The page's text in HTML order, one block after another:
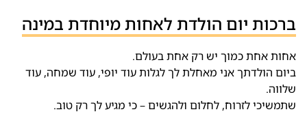
ברכות יום הולדת לאחות מיוחדת במינה
אחות אחת כמוך יש רק אחת בעולם.
ביום הולדתך אני מאחלת לך לגלות עוד יופי, עוד שמחה, עוד
שלווה.
שתמשיכי לזרוח, לחלום ולהגשים – כי מגיע לך רק טוב.